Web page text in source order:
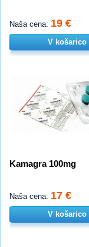
Naša cena: 19 €
V košarico
Kamagra 100mg
Naša cena: 17 €
V košarico